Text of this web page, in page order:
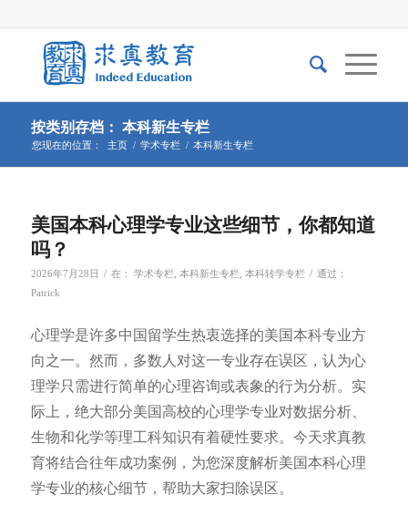
按类别存档： 本科新生专栏
您现在的位置： 主页 / 学术专栏 / 本科新生专栏
美国本科心理学专业这些细节，你都知道
吗？
2026年7月28日 / 在： 学术专栏, 本科新生专栏, 本科转学专栏 / 通过：
Patrick
心理学是许多中国留学生热衷选择的美国本科专业方
向之一。然而，多数人对这一专业存在误区，认为心
理学只需进行简单的心理咨询或表象的行为分析。实
际上，绝大部分美国高校的心理学专业对数据分析、
生物和化学等理工科知识有着硬性要求。今天求真教
育将结合往年成功案例，为您深度解析美国本科心理
学专业的核心细节，帮助大家扫除误区。